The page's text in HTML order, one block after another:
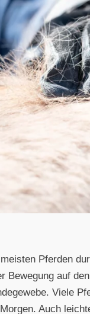
Pferden
Bewegung auf
Viele
Auch